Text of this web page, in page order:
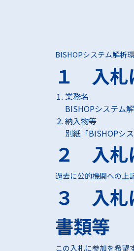
BISHOPシステム解析
１ 入札
業務名
BISHOPシステム
納入物等
別紙「BISHOPシ
２ 入札
過去に公的機関への上
３ 入札
書類等
この入札に参加を希望